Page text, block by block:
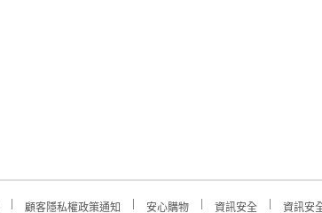
顧客隱私權政策通知 安心購物 資訊安全 資訊安